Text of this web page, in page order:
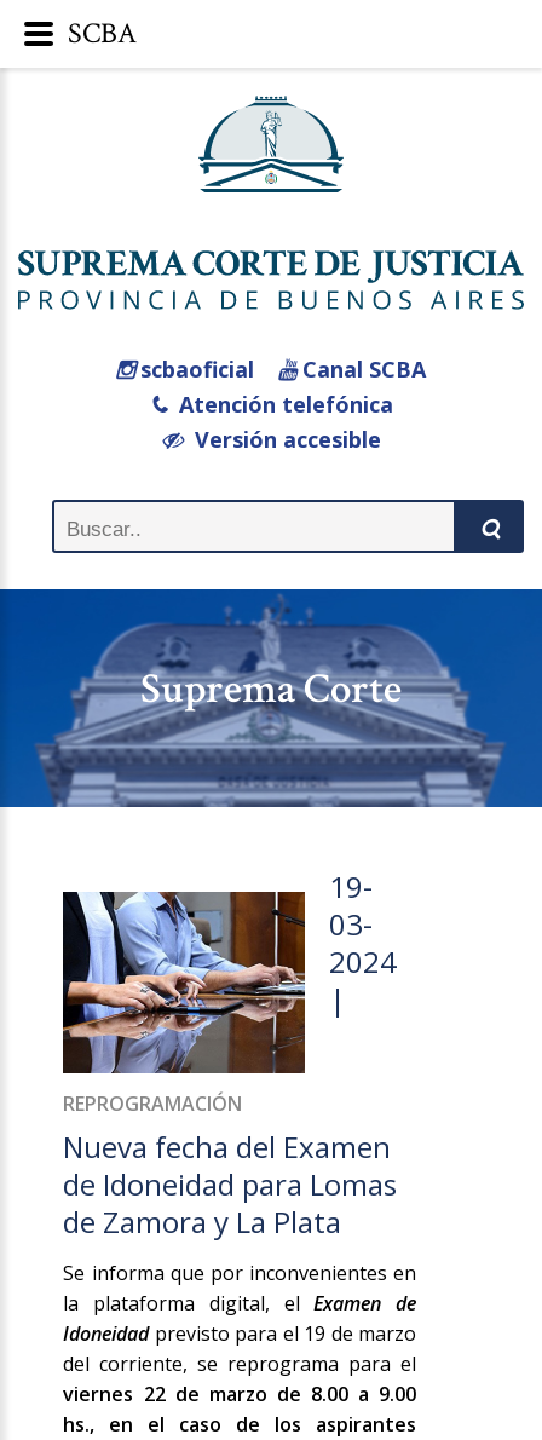
scbaoficial
Canal SCBA
Atención telefónica
Versión accesible
Suprema Corte
19-
03-
2024
|
REPROGRAMACIÓN
Nueva fecha del Examen
de Idoneidad para Lomas
de Zamora y La Plata
Se informa que por inconvenientes en
la plataforma digital, elExamen de
Idoneidadprevisto para el 19 de marzo
del corriente, se reprograma para el
viernes 22 de marzo de 8.00 a 9.00
hs., en el caso de los aspirantes
SCBA